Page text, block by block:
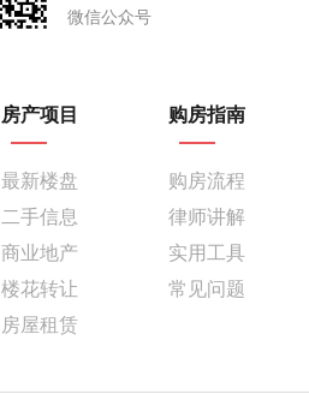
微信公众号
房产项目
最新楼盘
二手信息
商业地产
楼花转让
房屋租赁
购房指南
购房流程
律师讲解
实用工具
常见问题